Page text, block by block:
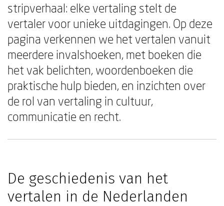
stripverhaal: elke vertaling stelt de
vertaler voor unieke uitdagingen. Op deze
pagina verkennen we het vertalen vanuit
meerdere invalshoeken, met boeken die
het vak belichten, woordenboeken die
praktische hulp bieden, en inzichten over
de rol van vertaling in cultuur,
communicatie en recht.
De geschiedenis van het
vertalen in de Nederlanden